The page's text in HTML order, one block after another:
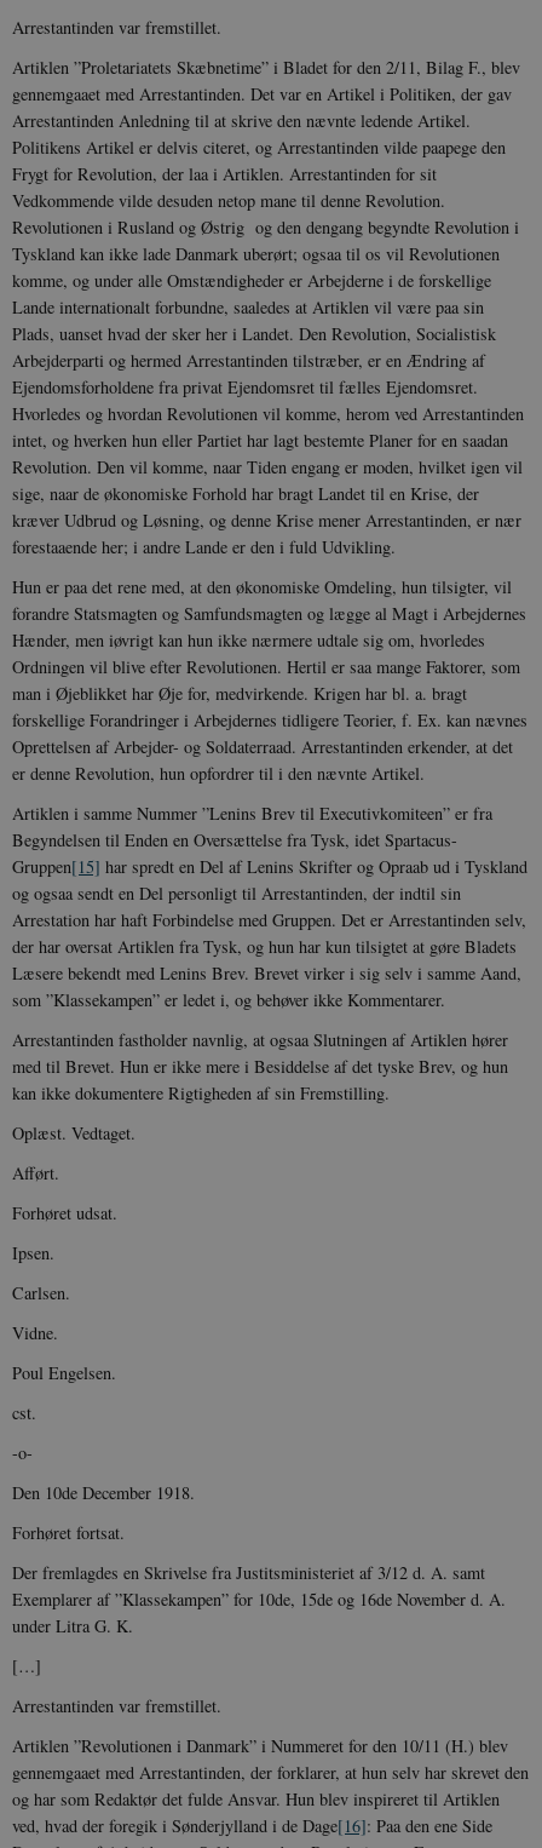
Arrestantinden var fremstillet.
Artiklen ”Proletariatets Skæbnetime” i Bladet for den 2/11, Bilag F., blev
gennemgaaet med Arrestantinden. Det var en Artikel i Politiken, der gav
Arrestantinden Anledning til at skrive den nævnte ledende Artikel.
Politikens Artikel er delvis citeret, og Arrestantinden vilde paapege den
Frygt for Revolution, der laa i Artiklen. Arrestantinden for sit
Vedkommende vilde desuden netop mane til denne Revolution.
Revolutionen i Rusland og Østrig og den dengang begyndte Revolution i
Tyskland kan ikke lade Danmark uberørt; ogsaa til os vil Revolutionen
komme, og under alle Omstændigheder er Arbejderne i de forskellige
Lande internationalt forbundne, saaledes at Artiklen vil være paa sin
Plads, uanset hvad der sker her i Landet. Den Revolution, Socialistisk
Arbejderparti og hermed Arrestantinden tilstræber, er en Ændring af
Ejendomsforholdene fra privat Ejendomsret til fælles Ejendomsret.
Hvorledes og hvordan Revolutionen vil komme, herom ved Arrestantinden
intet, og hverken hun eller Partiet har lagt bestemte Planer for en saadan
Revolution. Den vil komme, naar Tiden engang er moden, hvilket igen vil
sige, naar de økonomiske Forhold har bragt Landet til en Krise, der
kræver Udbrud og Løsning, og denne Krise mener Arrestantinden, er nær
forestaaende her; i andre Lande er den i fuld Udvikling.
Hun er paa det rene med, at den økonomiske Omdeling, hun tilsigter, vil
forandre Statsmagten og Samfundsmagten og lægge al Magt i Arbejdernes
Hænder, men iøvrigt kan hun ikke nærmere udtale sig om, hvorledes
Ordningen vil blive efter Revolutionen. Hertil er saa mange Faktorer, som
man i Øjeblikket har Øje for, medvirkende. Krigen har bl. a. bragt
forskellige Forandringer i Arbejdernes tidligere Teorier, f. Ex. kan nævnes
Oprettelsen af Arbejder- og Soldaterraad. Arrestantinden erkender, at det
er denne Revolution, hun opfordrer til i den nævnte Artikel.
Artiklen i samme Nummer ”Lenins Brev til Executivkomiteen” er fra
Begyndelsen til Enden en Oversættelse fra Tysk, idet Spartacus-
Gruppen[15] har spredt en Del af Lenins Skrifter og Opraab ud i Tyskland
og ogsaa sendt en Del personligt til Arrestantinden, der indtil sin
Arrestation har haft Forbindelse med Gruppen. Det er Arrestantinden selv,
der har oversat Artiklen fra Tysk, og hun har kun tilsigtet at gøre Bladets
Læsere bekendt med Lenins Brev. Brevet virker i sig selv i samme Aand,
som ”Klassekampen” er ledet i, og behøver ikke Kommentarer.
Arrestantinden fastholder navnlig, at ogsaa Slutningen af Artiklen hører
med til Brevet. Hun er ikke mere i Besiddelse af det tyske Brev, og hun
kan ikke dokumentere Rigtigheden af sin Fremstilling.
Oplæst. Vedtaget.
Afført.
Forhøret udsat.
Ipsen.
Carlsen.
Vidne.
Poul Engelsen.
cst.
-o-
Den 10de December 1918.
Forhøret fortsat.
Der fremlagdes en Skrivelse fra Justitsministeriet af 3/12 d. A. samt
Exemplarer af ”Klassekampen” for 10de, 15de og 16de November d. A.
under Litra G. K.
[…]
Arrestantinden var fremstillet.
Artiklen ”Revolutionen i Danmark” i Nummeret for den 10/11 (H.) blev
gennemgaaet med Arrestantinden, der forklarer, at hun selv har skrevet den
og har som Redaktør det fulde Ansvar. Hun blev inspireret til Artiklen
ved, hvad der foregik i Sønderjylland i de Dage[16]: Paa den ene Side